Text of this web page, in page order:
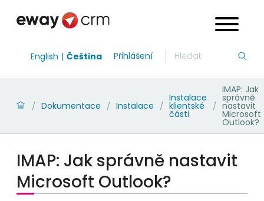
English Čeština Přihlášení
/ Dokumentace / Instalace /
Instalace
klientské
části
/
IMAP: Jak
správně
nastavit
Microsoft
Outlook?
IMAP: Jak správně nastavit
Microsoft Outlook?